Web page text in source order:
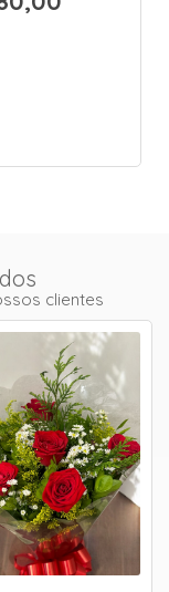
clientes